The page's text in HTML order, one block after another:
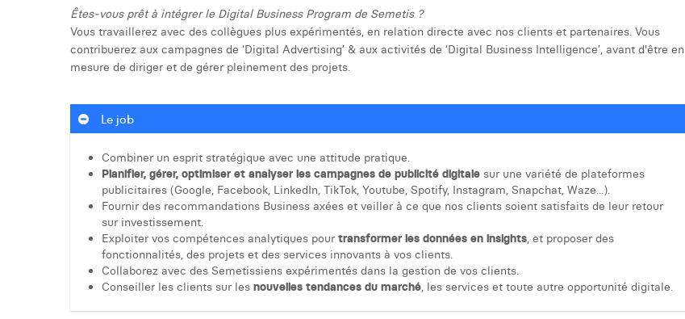
Êtes-vous prêt à intégrer le Digital Business Program de Semetis ?
Vous travaillerez avec des collègues plus expérimentés, en relation directe avec nos clients et partenaires. Vous
contribuerez aux campagnes de ‘Digital Advertising’ & aux activités de ‘Digital Business Intelligence’, avant d'être en
mesure de diriger et de gérer pleinement des projets.
Le job
Combiner un esprit stratégique avec une attitude pratique.
Planifier, gérer, optimiser et analyser les campagnes de publicité digitale sur une variété de plateformes
publicitaires (Google, Facebook, LinkedIn, TikTok, Youtube, Spotify, Instagram, Snapchat, Waze...).
Fournir des recommandations Business axées et veiller à ce que nos clients soient satisfaits de leur retour
sur investissement.
Exploiter vos compétences analytiques pour transformer les données en insights, et proposer des
fonctionnalités, des projets et des services innovants à vos clients.
Collaborez avec des Semetissiens expérimentés dans la gestion de vos clients.
Conseiller les clients sur les nouvelles tendances du marché, les services et toute autre opportunité digitale.